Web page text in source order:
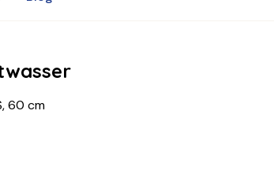
60 cm